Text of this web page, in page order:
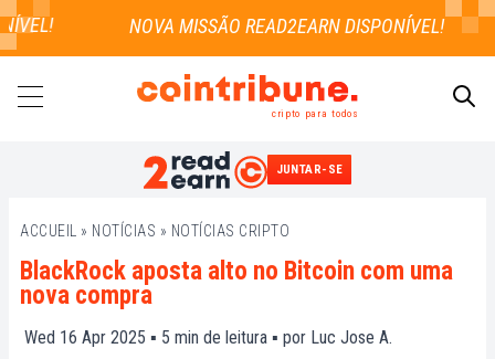
cripto para todos
JUNTAR-SE
ACCUEIL » NOTÍCIAS » NOTÍCIAS CRIPTO
BlackRock aposta alto no Bitcoin com uma
nova compra
Wed 16 Apr 2025 ▪ 5 min de leitura ▪ por Luc Jose A.